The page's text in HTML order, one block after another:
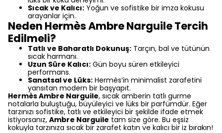
Sıcak ve Kalıcı: Yoğun ve sofistike bir imza kokusu
arayanlar için.
Neden Hermès Ambre Narguile Tercih
Edilmeli?
Tatlı ve Baharatlı Dokunuş: Tarçın, bal ve tütünün
sıcak harmanı.
Uzun Süre Kalıcı: Gün boyu süren etkileyici
performans.
Sanatsal ve Lüks: Hermès’in minimalist zarafetini
yansıtan modern bir başyapıt.
Hermès Ambre Narguile, sıcak amberin tatlı gurme
notalarla buluştuğu, büyüleyici ve lüks bir parfümdür. Eğer
tarzınızı sofistike, tatlı ve etkileyici bir şekilde ifade etmek
istiyorsanız, Ambre Narguile tam size göre. Bu eşsiz
kokuyla tarzınıza sıcak bir zarafet katın ve kalıcı bir iz bırakın!